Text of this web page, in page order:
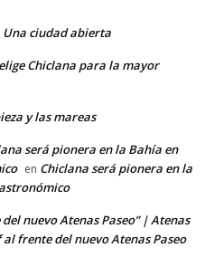
Una ciudad abierta
Chiclana para la mayor
y las mareas
será pionera en la Bahía en
en Chiclana será pionera en la
nuevo Atenas Paseo” | Atenas
frente del nuevo Atenas Paseo